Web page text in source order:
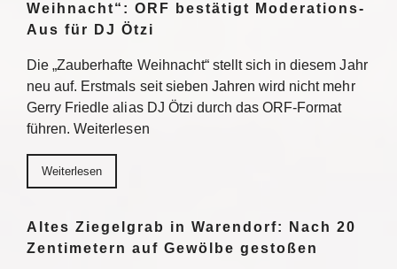
Weihnacht“: ORF bestätigt Moderations-
Aus für DJ Ötzi
Die „Zauberhafte Weihnacht“ stellt sich in diesem Jahr
neu auf. Erstmals seit sieben Jahren wird nicht mehr
Gerry Friedle alias DJ Ötzi durch das ORF-Format
führen. Weiterlesen
Weiterlesen
Altes Ziegelgrab in Warendorf: Nach 20
Zentimetern auf Gewölbe gestoßen